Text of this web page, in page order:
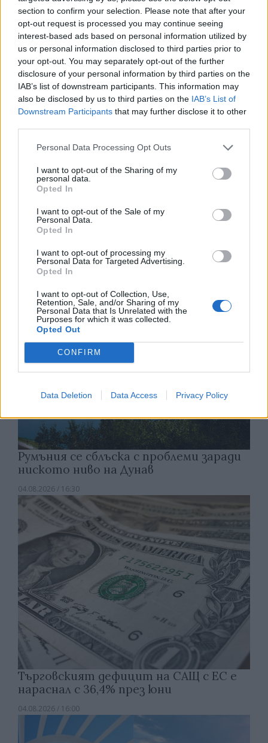
section to confirm your selection. Please note that after your
opt-out request is processed you may continue seeing
interest-based ads based on personal information utilized by
us or personal information disclosed to third parties prior to
your opt-out. You may separately opt-out of the further
disclosure of your personal information by third parties on the
IAB’s list of downstream participants. This information may
also be disclosed by us to third parties on the IAB’s List of
Downstream Participants that may further disclose it to other
Personal Data Processing Opt Outs
I want to opt-out of the Sharing of my
personal data.
Opted In
I want to opt-out of the Sale of my
Personal Data.
Opted In
I want to opt-out of processing my
Personal Data for Targeted Advertising.
Opted In
I want to opt-out of Collection, Use,
Retention, Sale, and/or Sharing of my
Personal Data that Is Unrelated with the
Purposes for which it was collected.
Opted Out
CONFIRM
Data Deletion Data Access Privacy Policy
долара външно финансиране за
последните 4 години
06.08.2026 / 09:00
Експерти: Изкуственият интелект
постига нови нива на „автономност и
опити за измама“
05.08.2026 / 11:30
Румъния се сблъска с проблеми заради
ниското ниво на Дунав
04.08.2026 / 16:30
Търговският дефицит на САЩ с ЕС е
нараснал с 36,4% през юни
04.08.2026 / 16:00